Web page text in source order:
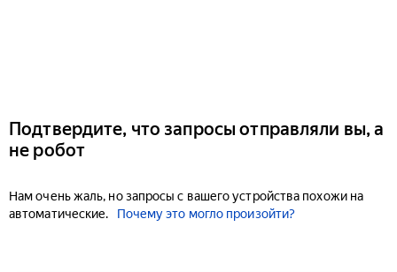
Подтвердите, что запросы отправляли вы, а
не робот
Нам очень жаль, но запросы с вашего устройства похожи на
автоматические.
Почему это могло произойти?